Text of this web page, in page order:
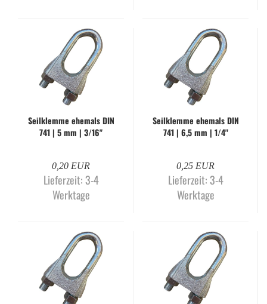
Seil­klem­me ehe­mals DIN
741 | 5 mm | 3/16"
0,20 EUR
Lieferzeit:3-4
Werktage
Seil­klem­me ehe­mals DIN
741 | 6,5 mm | 1/4"
0,25 EUR
Lieferzeit:3-4
Werktage